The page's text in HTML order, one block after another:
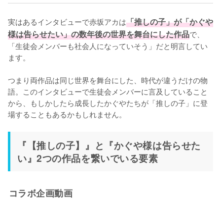
実はあるインタビューで赤坂アカは「推しの子」が「かぐや
様は告らせたい」の数年後の世界を舞台にした作品で、
「生徒会メンバーも社会人になっていそう」だと明言してい
ます。
つまり両作品は同じ世界を舞台にした、時代が違うだけの物
語。このインタビューで生徒会メンバーに言及していること
から、もしかしたら成長したかぐやたちが「推しの子」に登
場することもあるかもしれません。
『【推しの子】』と『かぐや様は告らせた
い』2つの作品を繋いでいる要素
コラボ企画動画